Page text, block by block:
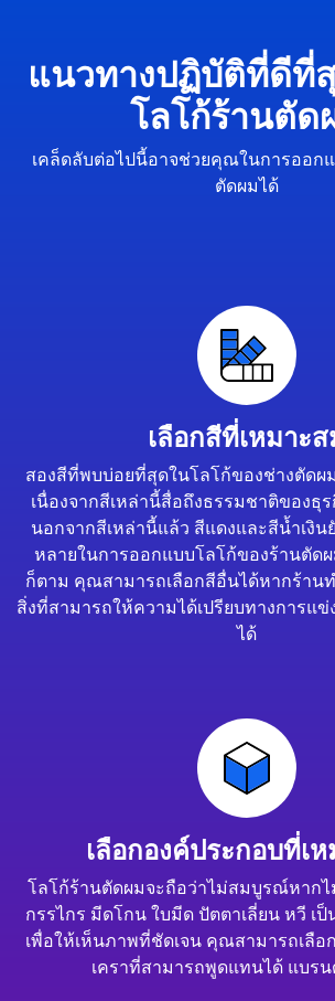
แนวทางปฏิบัติที่ดีที่
โลโก้ร้านตัด
เคล็ดลับต่อไปนี้อาจช่วยคุณในการออก
ตัดผมได้
เลือกสีที่เหมาะ
สองสีที่พบบ่อยที่สุดในโลโก้ของช่างตัดผ
เนื่องจากสีเหล่านี้สื่อถึงธรรมชาติของธุ
นอกจากสีเหล่านี้แล้ว สีแดงและสีน้ำเงิน
หลายในการออกแบบโลโก้ของร้านตัดผ
ก็ตาม คุณสามารถเลือกสีอื่นได้หากร้าน
สิ่งที่สามารถให้ความได้เปรียบทางการแ
ได้
เลือกองค์ประกอบที่เ
โลโก้ร้านตัดผมจะถือว่าไม่สมบูรณ์หาก
กรรไกร มีดโกน ใบมีด ปัตตาเลี่ยน หวี เ
เพื่อให้เห็นภาพที่ชัดเจน คุณสามารถเลื
เคราที่สามารถพูดแทนได้ แบร